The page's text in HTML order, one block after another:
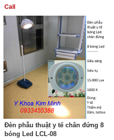
Call
Đèn phẫu thuật y tế chân đứng 8
bóng Led LCL-08